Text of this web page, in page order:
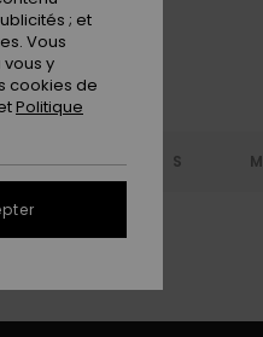
XXS XS S M
XXL
; et
Vous
y
cookies de
Politique